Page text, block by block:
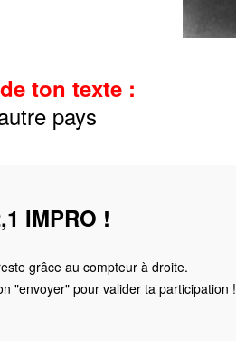
ton texte :
pays
IMPRO !
grâce au compteur à droite.
"envoyer" pour valider ta participation !